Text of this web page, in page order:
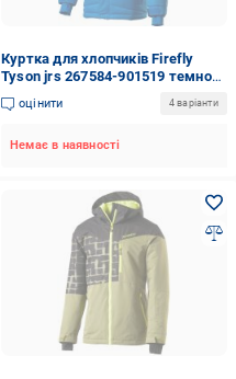
Куртка для хлопчиків Firefly
Tyson jrs 267584-901519 темно-
синя
оцінити 4 варіанти
Немає в наявності